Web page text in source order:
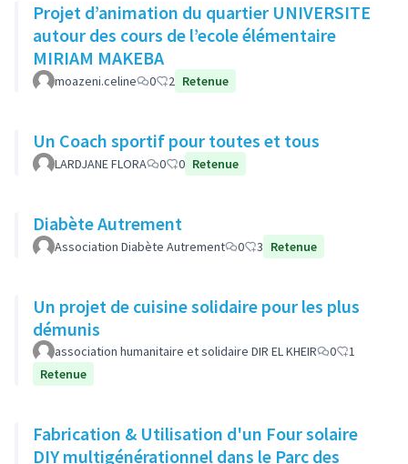
Projet d’animation du quartier UNIVERSITE
autour des cours de l’ecole élémentaire
MIRIAM MAKEBA
moazeni.celine 0 2 Retenue
Un Coach sportif pour toutes et tous
LARDJANE FLORA 0 0 Retenue
Diabète Autrement
Association Diabète Autrement 0 3 Retenue
Un projet de cuisine solidaire pour les plus
démunis
association humanitaire et solidaire DIR EL KHEIR 0
1
Retenue
Fabrication & Utilisation d'un Four solaire
DIY multigénérationnel dans le Parc des